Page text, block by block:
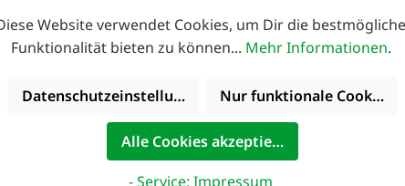
Stückpreis Fracht AT (0 = Standard)
Website verwendet Cookies, um Dir die bestmögliche
Funktionalität bieten zu können... Mehr Informationen.
Datenschutzeinstellungen Nur funktionale Cookies
Alle Cookies akzeptieren
- Service: Impressum